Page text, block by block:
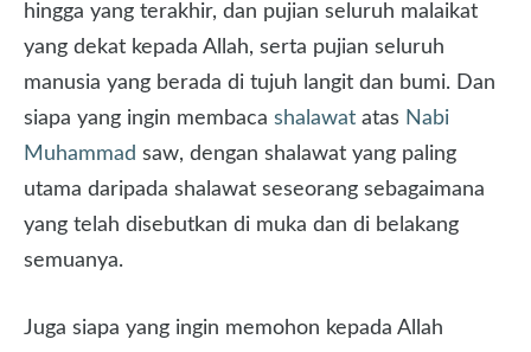
hingga yang terakhir, dan pujian seluruh malaikat
yang dekat kepada Allah, serta pujian seluruh
manusia yang berada di tujuh langit dan bumi. Dan
siapa yang ingin membaca shalawat atas Nabi
Muhammad saw, dengan shalawat yang paling
utama daripada shalawat seseorang sebagaimana
yang telah disebutkan di muka dan di belakang
semuanya.
Juga siapa yang ingin memohon kepada Allah